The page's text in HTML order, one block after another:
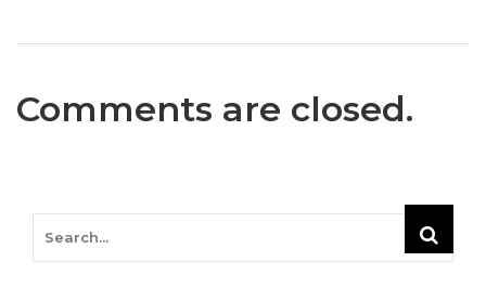
Comments are closed.